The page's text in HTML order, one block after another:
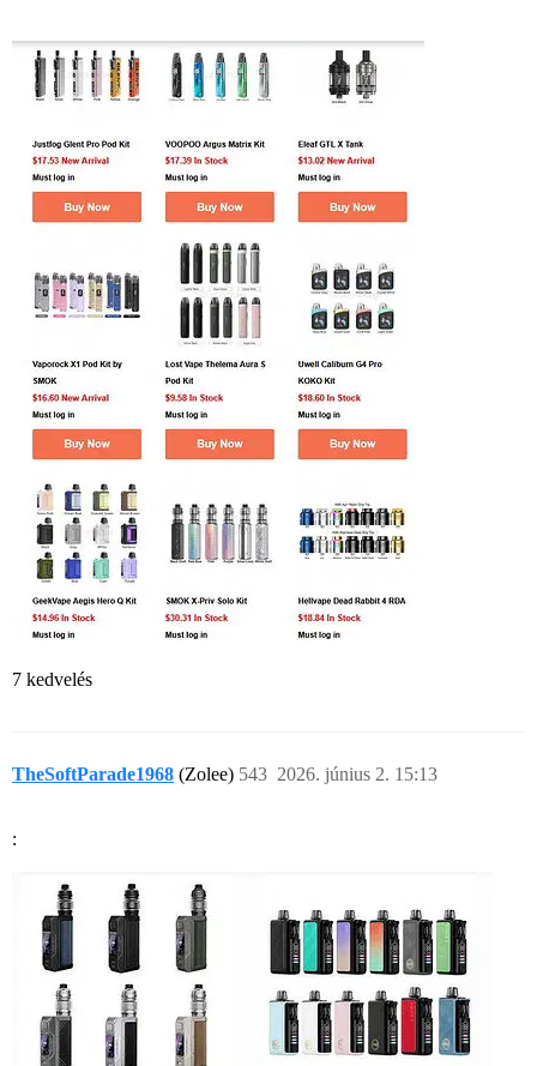
7 kedvelés
TheSoftParade1968 (Zolee) 2026. június 2. 15:13
543
: